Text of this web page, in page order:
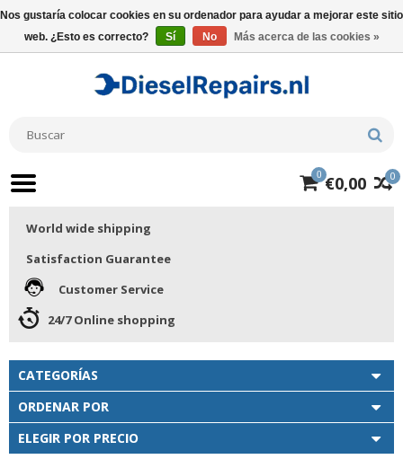
0
0 €0,00
World wide shipping
Satisfaction Guarantee
Customer Service
24/7 Online shopping
CATEGORÍAS
ORDENAR POR
ELEGIR POR PRECIO
Nos gustaría colocar cookies en su ordenador para ayudar a mejorar este sitio
web. ¿Esto es correcto?
Sí No Más acerca de las cookies »